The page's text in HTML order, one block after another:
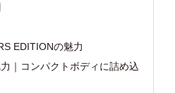
EDITIONの魅力
｜コンパクトボディに詰め込